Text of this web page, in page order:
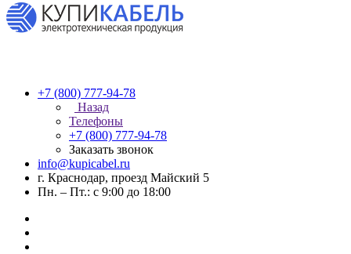
+7 (800) 777-94-78
Назад
Телефоны
+7 (800) 777-94-78
Заказать звонок
info@kupicabel.ru
г. Краснодар, проезд Майский 5
Пн. – Пт.: с 9:00 до 18:00